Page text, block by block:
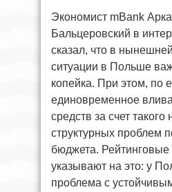
Экономист mBank
Бальцеровский в
сказал, что в
ситуации в Польше
копейка. При этом, по
единовременное
средств за счет
структурных проблем
бюджета. Рейтинговые
указывают на это: у
проблема с